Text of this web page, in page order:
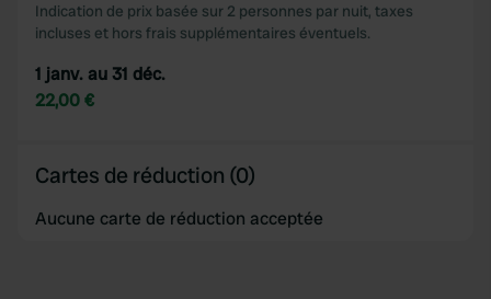
Indication de prix basée sur 2 personnes par nuit, taxes
incluses et hors frais supplémentaires éventuels.
1 janv. au 31 déc.
22,00 €
Cartes de réduction (0)
Aucune carte de réduction acceptée